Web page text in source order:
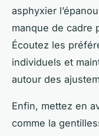
asphyxier
manque de cadre
Écoutez les
individuels et
autour des
Enfin, mettez en
comme la